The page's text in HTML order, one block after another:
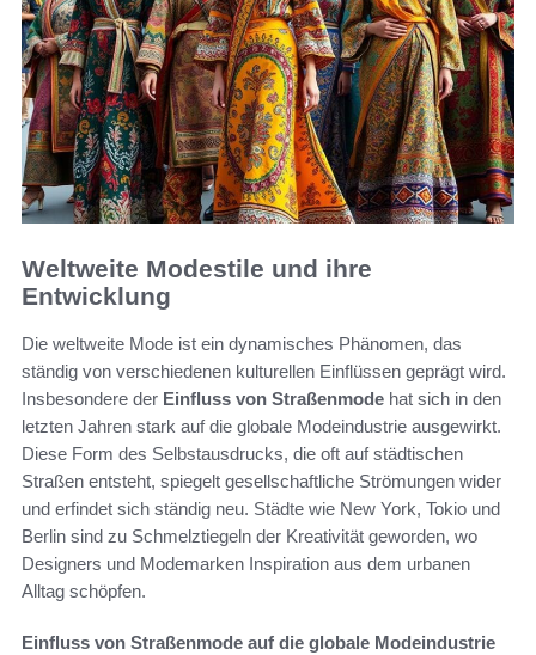
Weltweite Modestile und ihre
Entwicklung
Die weltweite Mode ist ein dynamisches Phänomen, das
ständig von verschiedenen kulturellen Einflüssen geprägt wird.
Insbesondere der Einfluss von Straßenmode hat sich in den
letzten Jahren stark auf die globale Modeindustrie ausgewirkt.
Diese Form des Selbstausdrucks, die oft auf städtischen
Straßen entsteht, spiegelt gesellschaftliche Strömungen wider
und erfindet sich ständig neu. Städte wie New York, Tokio und
Berlin sind zu Schmelztiegeln der Kreativität geworden, wo
Designers und Modemarken Inspiration aus dem urbanen
Alltag schöpfen.
Einfluss von Straßenmode auf die globale Modeindustrie